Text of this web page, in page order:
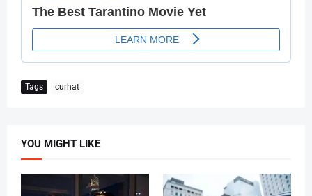
Tags curhat
YOU MIGHT LIKE